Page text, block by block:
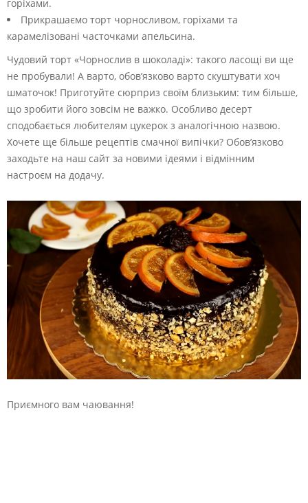
горіхами.
Прикрашаємо торт чорносливом, горіхами та
карамелізовані часточками апельсина.
Чудовий торт «Чорнослив в шоколаді»: такого ласощі ви ще
не пробували! А варто, обов’язково варто скуштувати хоч
шматочок! Приготуйте сюрприз своїм близьким: тим більше,
що зробити його зовсім не важко. Особливо десерт
сподобається любителям цукерок з аналогічною назвою.
Хочете ще більше рецептів смачної випічки? Обов’язково
заходьте на наш сайт за новими ідеями і відмінним
настроєм на додачу.
Приємного вам чаювання!